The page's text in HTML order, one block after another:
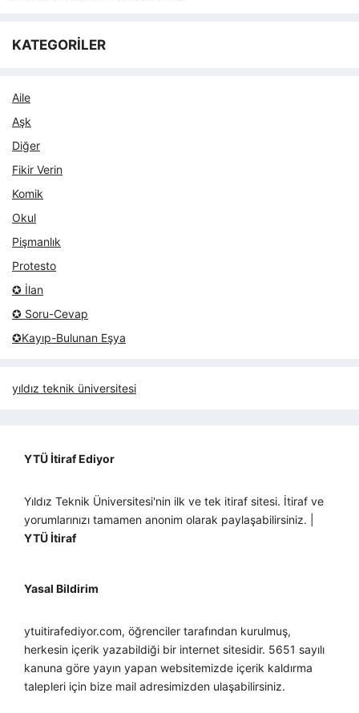
KATEGORİLER
Aile
Aşk
Diğer
Fikir Verin
Komik
Okul
Pişmanlık
Protesto
✪ İlan
✪ Soru-Cevap
✪Kayıp-Bulunan Eşya
yıldız teknik üniversitesi
YTÜ İtiraf Ediyor
Yıldız Teknik Üniversitesi'nin ilk ve tek itiraf sitesi. İtiraf ve
yorumlarınızı tamamen anonim olarak paylaşabilirsiniz. |
YTÜ İtiraf
Yasal Bildirim
ytuitirafediyor.com, öğrenciler tarafından kurulmuş,
herkesin içerik yazabildiği bir internet sitesidir. 5651 sayılı
kanuna göre yayın yapan websitemizde içerik kaldırma
talepleri için bize mail adresimizden ulaşabilirsiniz.